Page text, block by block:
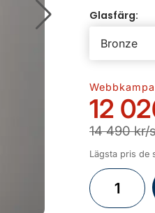
Glasfärg:
12
14 490 kr/
Lägsta pris de